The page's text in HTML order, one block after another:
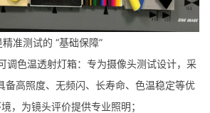
准测试的 “基础保障”
色温透射灯箱：专为摄像头测试设计，采
备高照度、无频闪、长寿命、色温稳定等优
，为镜头评价提供专业照明；